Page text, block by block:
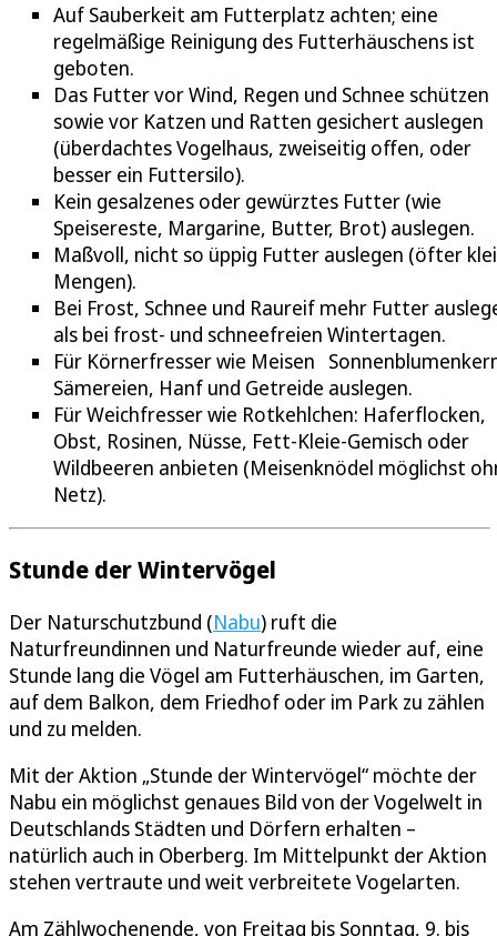
Auf Sauberkeit am Futterplatz achten; eine
regelmäßige Reinigung des Futterhäuschens ist
geboten.
Das Futter vor Wind, Regen und Schnee schützen
sowie vor Katzen und Ratten gesichert auslegen
(überdachtes Vogelhaus, zweiseitig offen, oder
besser ein Futtersilo).
Kein gesalzenes oder gewürztes Futter (wie
Speisereste, Margarine, Butter, Brot) auslegen.
Maßvoll, nicht so üppig Futter auslegen (öfter
Mengen).
Bei Frost, Schnee und Raureif mehr Futter
als bei frost- und schneefreien Wintertagen.
Für Körnerfresser wie Meisen
Sämereien, Hanf und Getreide auslegen.
Für Weichfresser wie Rotkehlchen: Haferflocken,
Obst, Rosinen, Nüsse, Fett-Kleie-Gemisch oder
Wildbeeren anbieten (Meisenknödel möglichst
Netz).
Stunde der Wintervögel
Der Naturschutzbund (Nabu) ruft die
Naturfreundinnen und Naturfreunde wieder auf, eine
Stunde lang die Vögel am Futterhäuschen, im Garten,
auf dem Balkon, dem Friedhof oder im Park zu zählen
und zu melden.
Mit der Aktion „Stunde der Wintervögel“ möchte der
Nabu ein möglichst genaues Bild von der Vogelwelt in
Deutschlands Städten und Dörfern erhalten –
natürlich auch in Oberberg. Im Mittelpunkt der Aktion
stehen vertraute und weit verbreitete Vogelarten.
Am Zählwochenende, von Freitag bis Sonntag, 9. bis